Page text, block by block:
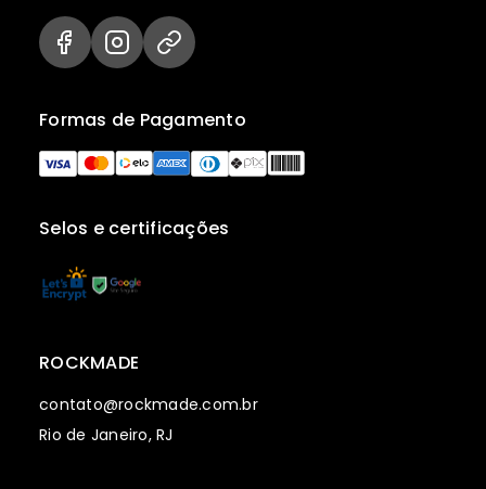
Selos e certificações
Formas de Pagamento
ROCKMADE
contato@rockmade.com.br
Rio de Janeiro, RJ